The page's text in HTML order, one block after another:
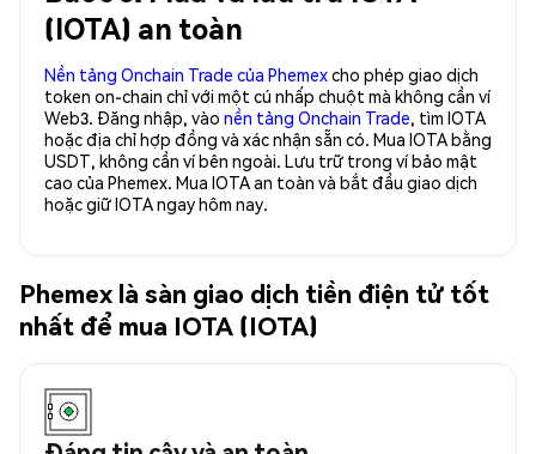
(IOTA) an toàn
Nền tảng Onchain Trade của Phemexcho phép giao dịch
token on-chain chỉ với một cú nhấp chuột mà không cần ví
Web3. Đăng nhập, vào nền tảng Onchain Trade, tìm IOTA
hoặc địa chỉ hợp đồng và xác nhận sẵn có. Mua IOTA bằng
USDT, không cần ví bên ngoài. Lưu trữ trong ví bảo mật
cao của Phemex. Mua IOTA an toàn và bắt đầu giao dịch
hoặc giữ IOTA ngay hôm nay.
Phemex là sàn giao dịch tiền điện tử tốt
nhất để mua IOTA (IOTA)